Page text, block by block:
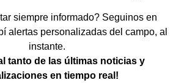
siempre informado? Seguinos en
alertas personalizadas del campo, al
instante.
tanto de las últimas noticias y
en tiempo real!